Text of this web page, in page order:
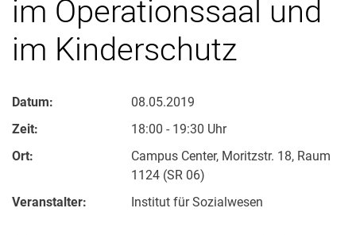
im Operationssaal und
im Kinderschutz
Datum:
08.05.2019
Zeit:
18:00 - 19:30 Uhr
Ort:
Campus Center, Moritzstr. 18, Raum
1124 (SR 06)
Veranstalter:
Institut für Sozialwesen